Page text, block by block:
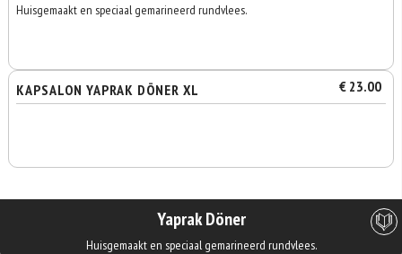
Huisgemaakt en speciaal gemarineerd rundvlees.
KAPSALON YAPRAK DÖNER XL € 23.00
Yaprak Döner
Huisgemaakt en speciaal gemarineerd rundvlees.